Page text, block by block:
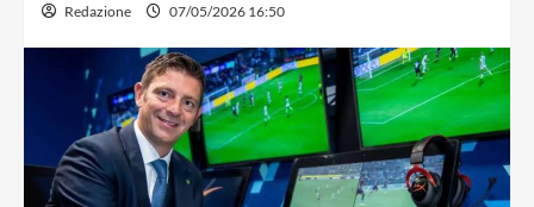
Redazione 07/05/2026 16:50